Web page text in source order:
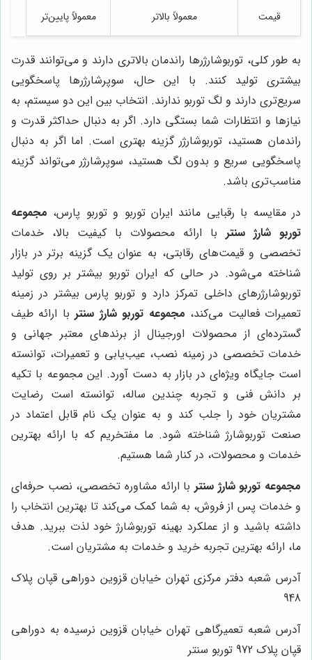
قیمت معمولاً بالاتر معمولاً پایین‌تر
به طور کلی، توربوشارژرها راندمان بالاتری دارند و می‌توانند قدرت
بیشتری تولید کنند. با این حال، سوپرشارژرها پاسخگویی
سریع‌تری دارند و لگ توربو ندارند. انتخاب بین این دو سیستم، به
نیازها و انتظارات شما بستگی دارد. اگر به دنبال حداکثر قدرت و
راندمان هستید، توربوشارژر گزینه بهتری است. اما اگر به دنبال
پاسخگویی سریع و بدون لگ هستید، سوپرشارژر می‌تواند گزینه
مناسب‌تری باشد.
در مقایسه با رقبایی مانند ایران توربو و توربو پارس، مجموعه
توربو شارژ سنتر با ارائه محصولات با کیفیت بالا، خدمات
تخصصی و قیمت‌های رقابتی، به عنوان یک گزینه برتر در بازار
شناخته می‌شود. در حالی که ایران توربو بیشتر بر روی تولید
توربوشارژرهای داخلی تمرکز دارد و توربو پارس بیشتر در زمینه
تعمیرات فعالیت می‌کند، مجموعه توربو شارژ سنتربا ارائه طیف
گسترده‌ای از محصولات اورجینال از برندهای معتبر جهانی و
خدمات تخصصی در زمینه نصب، عیب‌یابی و تعمیرات، توانسته
است جایگاه ویژه‌ای در بازار به دست آورد. این مجموعه با تکیه
بر دانش فنی و تجربه چندین ساله، توانسته است رضایت
مشتریان خود را جلب کند و به عنوان یک نام قابل اعتماد در
صنعت توربوشارژ شناخته شود. ما مفتخریم که با ارائه بهترین
خدمات و محصولات، در کنار شما هستیم.
مجموعه توربو شارژ سنتر با ارائه مشاوره تخصصی، نصب حرفه‌ای
و خدمات پس از فروش، به شما کمک می‌کند تا بهترین انتخاب را
داشته باشید و از عملکرد بهینه توربوشارژ خود لذت ببرید. هدف
ما، ارائه بهترین تجربه خرید و خدمات به مشتریان است.
آدرس شعبه دفتر مرکزی تهران خیابان قزوین دوراهی قپان پلاک
948
آدرس شعبه تعمیرگاهی تهران خیابان قزوین نرسیده به دوراهی
قپان پلاک 972 توربو سنتر